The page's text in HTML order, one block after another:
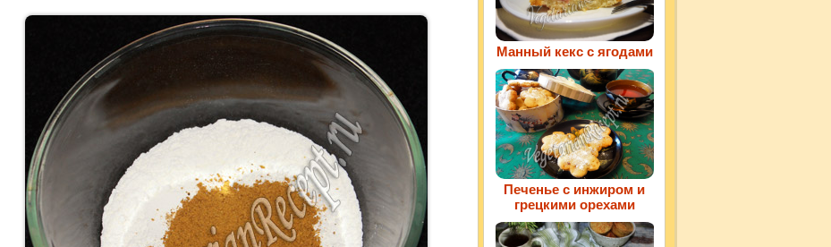
Манный кекс с ягодами
Печенье с инжиром и
грецкими орехами